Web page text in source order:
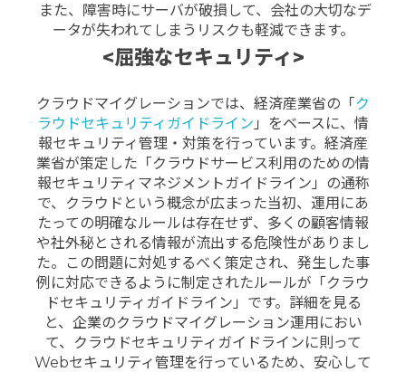
また、障害時にサーバが破損して、会社の大切なデ
ータが失われてしまうリスクも軽減できます。
<屈強なセキュリティ>
クラウドマイグレーションでは、経済産業省の「ク
ラウドセキュリティガイドライン 」をベースに、情
報セキュリティ管理・対策を行っています。 経済産
業省が策定した「クラウドサービス利用のための情
報セキュリティマネジメントガイドライン」の通称
で、クラウドという概念が広まった当初、運用にあ
たっての明確なルールは存在せず、多くの顧客情報
や社外秘とされる情報が流出する危険性がありまし
た。
この問題に対処するべく策定され、発生した事
例に対応できるように制定されたルールが「クラウ
ドセキュリティガイドライン」です。 詳細を見る
と、企業のクラウドマイグレーション運用におい
て、クラウドセキュリティガイドラインに則って
Webセキュリティ管理を行っているため、安心して